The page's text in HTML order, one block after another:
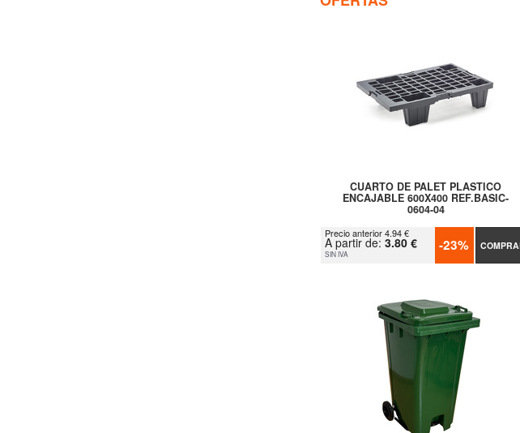
CUARTO DE PALET PLASTICO
ENCAJABLE 600X400 REF.BASIC-
0604-04
Precio anterior 4.94 €
A partir de: 3.80 €
SIN IVA -23%